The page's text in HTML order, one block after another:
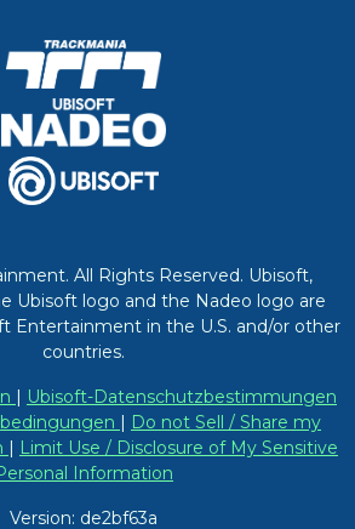
All Rights Reserved. Ubisoft,
Ubisoft logo and the Nadeo logo are
Entertainment in the U.S. and/or other
countries.
Ubisoft-Datenschutzbestimmungen
Do not Sell / Share my
Limit Use / Disclosure of My Sensitive
Information
Version: de2bf63a